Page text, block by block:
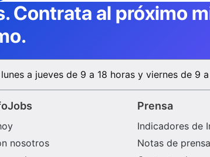
. Contrata al próximo
a jueves de 9 a 18 horas y viernes de 9
nosotros
Prensa
Indicadores de
Notas de prensa